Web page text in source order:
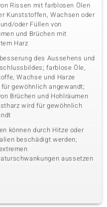
Rissen mit farblosen Ölen
Kunststoffen, Wachsen oder
oder Füllen von
und Brüchen mit
Harz
des Aussehens und
farblose Öle,
Wachse und Harze
gewöhnlich angewandt;
Brüchen und Hohlräumen
wird für gewöhnlich
können durch Hitze oder
beschädigt werden;
aussetzen